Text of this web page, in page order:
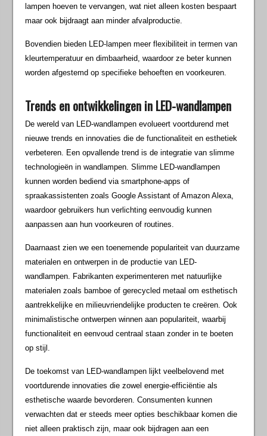
lampen hoeven te vervangen, wat niet alleen kosten bespaart
maar ook bijdraagt aan minder afvalproductie.
Bovendien bieden LED-lampen meer flexibiliteit in termen van
kleurtemperatuur en dimbaarheid, waardoor ze beter kunnen
worden afgestemd op specifieke behoeften en voorkeuren.
Trends en ontwikkelingen in LED-wandlampen
De wereld van LED-wandlampen evolueert voortdurend met
nieuwe trends en innovaties die de functionaliteit en esthetiek
verbeteren. Een opvallende trend is de integratie van slimme
technologieën in wandlampen. Slimme LED-wandlampen
kunnen worden bediend via smartphone-apps of
spraakassistenten zoals Google Assistant of Amazon Alexa,
waardoor gebruikers hun verlichting eenvoudig kunnen
aanpassen aan hun voorkeuren of routines.
Daarnaast zien we een toenemende populariteit van duurzame
materialen en ontwerpen in de productie van LED-
wandlampen. Fabrikanten experimenteren met natuurlijke
materialen zoals bamboe of gerecycled metaal om esthetisch
aantrekkelijke en milieuvriendelijke producten te creëren. Ook
minimalistische ontwerpen winnen aan populariteit, waarbij
functionaliteit en eenvoud centraal staan zonder in te boeten
op stijl.
De toekomst van LED-wandlampen lijkt veelbelovend met
voortdurende innovaties die zowel energie-efficiëntie als
esthetische waarde bevorderen. Consumenten kunnen
verwachten dat er steeds meer opties beschikbaar komen die
niet alleen praktisch zijn, maar ook bijdragen aan een